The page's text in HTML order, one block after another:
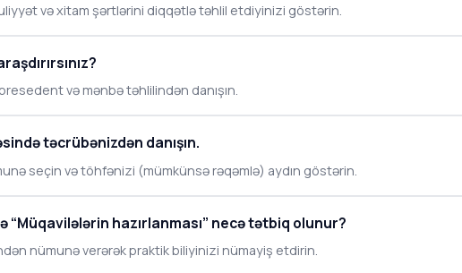
və xitam şərtlərini diqqətlə təhlil etdiyinizi göstərin.
və mənbə təhlilindən danışın.
təcrübənizdən danışın.
seçin və töhfənizi (mümkünsə rəqəmlə) aydın göstərin.
“Müqavilələrin hazırlanması” necə tətbiq olunur?
nümunə verərək praktik biliyinizi nümayiş etdirin.